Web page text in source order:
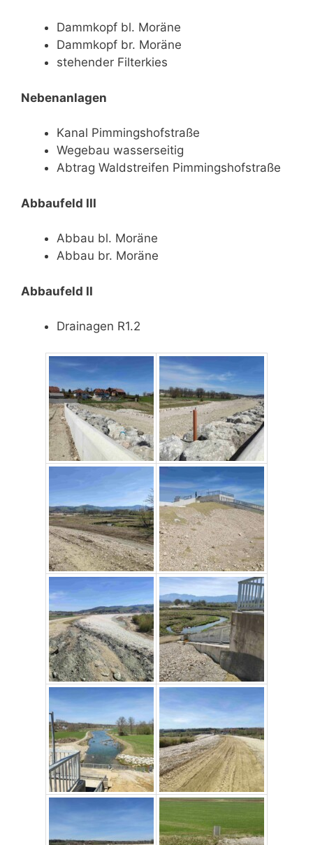
Dammkopf bl. Moräne
Dammkopf br. Moräne
stehender Filterkies
Nebenanlagen
Kanal Pimmingshofstraße
Wegebau wasserseitig
Abtrag Waldstreifen Pimmingshofstraße
Abbaufeld III
Abbau bl. Moräne
Abbau br. Moräne
Abbaufeld II
Drainagen R1.2